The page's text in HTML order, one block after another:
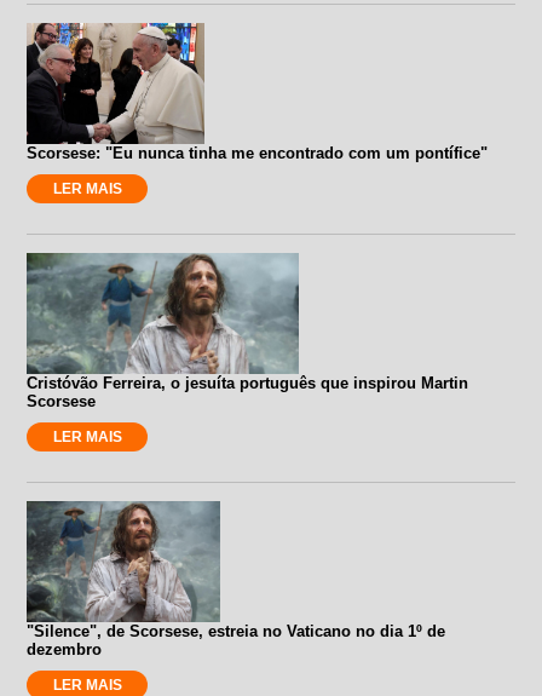
Scorsese: "Eu nunca tinha me encontrado com um pontífice"
LER MAIS
Cristóvão Ferreira, o jesuíta português que inspirou Martin
Scorsese
LER MAIS
"Silence", de Scorsese, estreia no Vaticano no dia 1º de
dezembro
LER MAIS